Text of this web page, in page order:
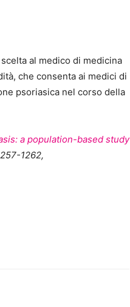
al medico di medicina
che consenta ai medici di
psoriasica nel corso della
a population-based study
1262,